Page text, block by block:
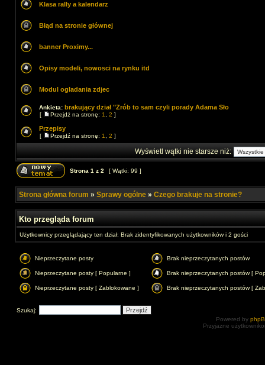
Klasa rally a kalendarz
Błąd na stronie głównej
banner Proximy...
Opisy modeli, nowosci na rynku itd
Modul ogladania zdjec
Ankieta: brakujący dział "Zrób to sam czyli porady Adama Sło
[ Przejdź na stronę: 1 2 ]
Przepisy
[ Przejdź na stronę: 1 2 ]
Wyświetl wątki nie starsze niż:
Strona 1 z 2 [ Wątki: 99 ]
Strona główna forum » Sprawy ogólne » Czego brakuje na stronie?
Kto przegląda forum
Użytkownicy przeglądający ten dział: Brak zidentyfikowanych użytkowników i 2 gości
Nieprzeczytane posty Brak nieprzeczytanych postów
Nieprzeczytane posty [ Popularne ] Brak nieprzeczytanych postów [
Nieprzeczytane posty [ Zablokowane ] Brak nieprzeczytanych postów [
Szukaj:
Powered by
Przyjazne